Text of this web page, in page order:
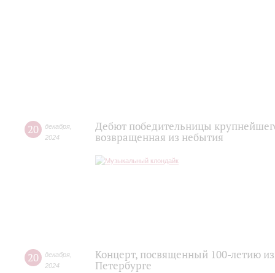
20 декабря
2024
Дебют победительницы
возвращенная из небытия
20 декабря
2024
Концерт, посвященный 100-летию
Петербурге